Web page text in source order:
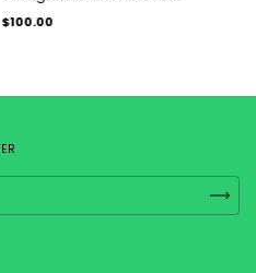
$100.00